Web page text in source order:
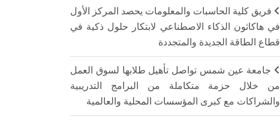
فريق كلية الحاسبات والمعلومات يحصد المركز الأول
في هاكاثون الذكاء الاصطناعي لابتكار حلول ذكية في
قطاع الطاقة الجديدة والمتجددة
جامعة عين شمس تواصل تأهيل طلابها لسوق العمل
من خلال حزمة متكاملة من البرامج التدريبية
والشراكات مع كبرى المؤسسات المحلية والعالمية